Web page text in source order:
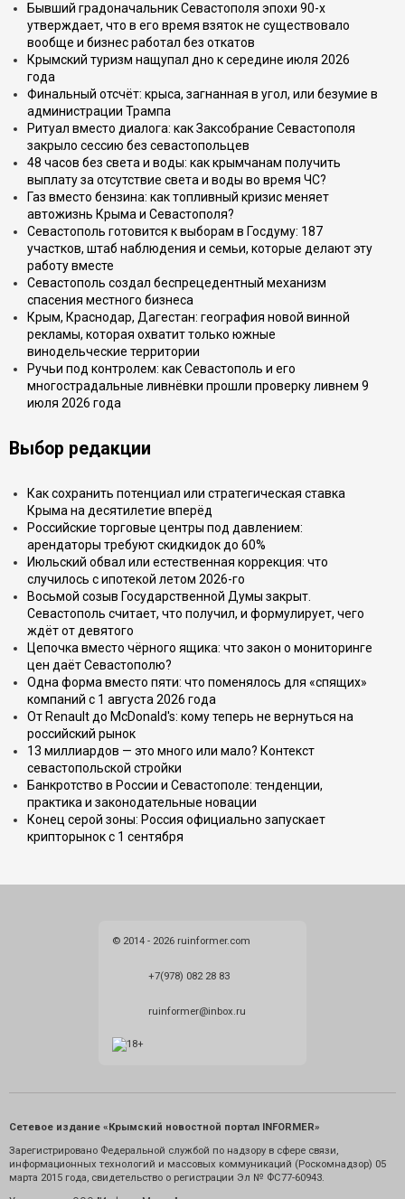
Бывший градоначальник Севастополя эпохи 90-х
утверждает, что в его время взяток не существовало
вообще и бизнес работал без откатов
Крымский туризм нащупал дно к середине июля 2026
года
Финальный отсчёт: крыса, загнанная в угол, или безумие в
администрации Трампа
Ритуал вместо диалога: как Заксобрание Севастополя
закрыло сессию без севастопольцев
48 часов без света и воды: как крымчанам получить
выплату за отсутствие света и воды во время ЧС?
Газ вместо бензина: как топливный кризис меняет
автожизнь Крыма и Севастополя?
Севастополь готовится к выборам в Госдуму: 187
участков, штаб наблюдения и семьи, которые делают эту
работу вместе
Севастополь создал беспрецедентный механизм
спасения местного бизнеса
Крым, Краснодар, Дагестан: география новой винной
рекламы, которая охватит только южные
винодельческие территории
Ручьи под контролем: как Севастополь и его
многострадальные ливнёвки прошли проверку ливнем 9
июля 2026 года
Выбор редакции
Как сохранить потенциал или стратегическая ставка
Крыма на десятилетие вперёд
Российские торговые центры под давлением:
арендаторы требуют скидкидок до 60%
Июльский обвал или естественная коррекция: что
случилось с ипотекой летом 2026-го
Восьмой созыв Государственной Думы закрыт.
Севастополь считает, что получил, и формулирует, чего
ждёт от девятого
Цепочка вместо чёрного ящика: что закон о мониторинге
цен даёт Севастополю?
Одна форма вместо пяти: что поменялось для «спящих»
компаний с 1 августа 2026 года
От Renault до McDonald's: кому теперь не вернуться на
российский рынок
13 миллиардов — это много или мало? Контекст
севастопольской стройки
Банкротство в России и Севастополе: тенденции,
практика и законодательные новации
Конец серой зоны: Россия официально запускает
крипторынок с 1 сентября
© 2014 - 2026 ruinformer.com
+7(978) 082 28 83
ruinformer@inbox.ru
Сетевое издание «Крымский новостной портал INFORMER»
Зарегистрировано Федеральной службой по надзору в сфере связи,
информационных технологий и массовых коммуникаций (Роскомнадзор) 05
марта 2015 года, свидетельство о регистрации Эл № ФС77-60943.